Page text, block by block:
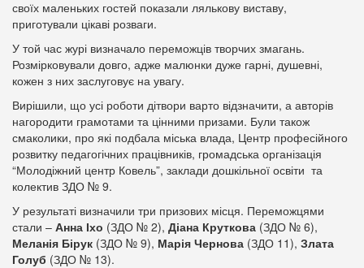
своїх маленьких гостей показали лялькову виставу,
приготували цікаві розваги.
У той час журі визначало переможців творчих змагань.
Розмірковували довго, адже малюнки дуже гарні, душевні,
кожен з них заслуговує на увагу.
Вирішили, що усі роботи дітвори варто відзначити, а авторів
нагородити грамотами та цінними призами. Були також
смаколики, про які подбала міська влада, Центр професійного
розвитку педагогічних працівників, громадська організація
“Молодіжний центр Ковель”, заклади дошкільної освіти та
колектив ЗДО № 9.
У результаті визначили три призових місця. Переможцями
стали – Анна Іхо (ЗДО № 2), Діана Круткова (ЗДО № 6),
Меланія Бірук (ЗДО № 9), Марія Чернова (ЗДО 11), Злата
Голуб (ЗДО № 13).